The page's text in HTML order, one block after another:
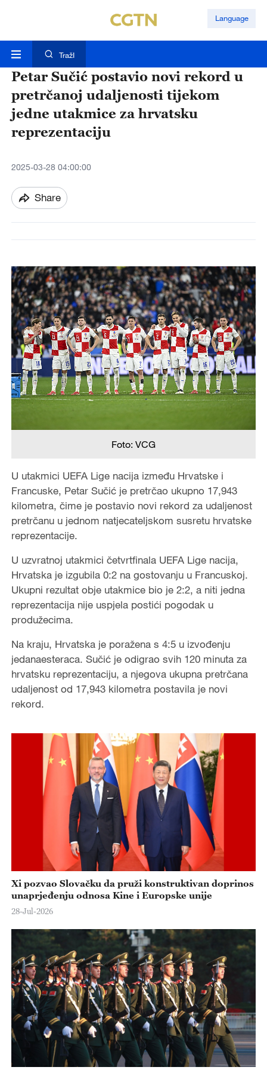
Language
TražI
Petar Sučić postavio novi rekord u
pretrčanoj udaljenosti tijekom
jedne utakmice za hrvatsku
reprezentaciju
2025-03-28 04:00:00
Share
Foto: VCG
U utakmici UEFA Lige nacija između Hrvatske i
Francuske, Petar Sučić je pretrčao ukupno 17,943
kilometra, čime je postavio novi rekord za udaljenost
pretrčanu u jednom natjecateljskom susretu hrvatske
reprezentacije.
U uzvratnoj utakmici četvrtfinala UEFA Lige nacija,
Hrvatska je izgubila 0:2 na gostovanju u Francuskoj.
Ukupni rezultat obje utakmice bio je 2:2, a niti jedna
reprezentacija nije uspjela postići pogodak u
produžecima.
Na kraju, Hrvatska je poražena s 4:5 u izvođenju
jedanaesteraca. Sučić je odigrao svih 120 minuta za
hrvatsku reprezentaciju, a njegova ukupna pretrčana
udaljenost od 17,943 kilometra postavila je novi
rekord.
Xi pozvao Slovačku da pruži konstruktivan doprinos
unaprjeđenju odnosa Kine i Europske unije
28-Jul-2026